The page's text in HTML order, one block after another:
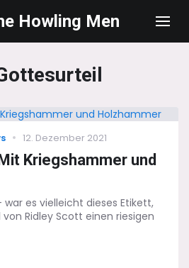
Howling Men
Posted
12. Dezember 2021
Kriegshammer und
es vielleicht dieses Etikett,
Ridley Scott einen riesigen